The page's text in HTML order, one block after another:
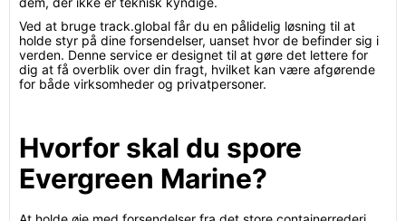
Ved at bruge track.global får du en pålidelig løsning til at
holde styr på dine forsendelser, uanset hvor de befinder sig i
verden. Denne service er designet til at gøre det lettere for
dig at få overblik over din fragt, hvilket kan være afgørende
for både virksomheder og privatpersoner.
Hvorfor skal du spore
Evergreen Marine?